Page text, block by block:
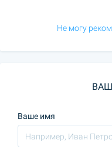
Не могу
Ваше имя